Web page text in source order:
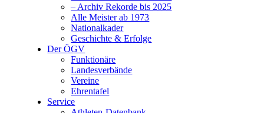
– Archiv Rekorde bis 2025
Alle Meister ab 1973
Nationalkader
Geschichte & Erfolge
Der ÖGV
Funktionäre
Landesverbände
Vereine
Ehrentafel
Service